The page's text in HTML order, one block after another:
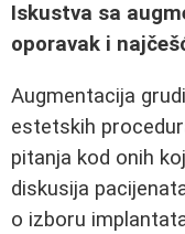
Iskustva sa
oporavak i
Augmentacija
estetskih
pitanja kod onih
diskusija
o izboru